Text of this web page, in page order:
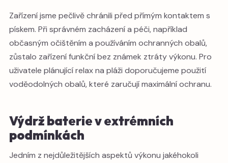
Zařízení jsme pečlivě chránili před přímým kontaktem s
pískem. Při správném zacházení a péči, například
občasným očištěním a používáním ochranných obalů,
zůstalo zařízení funkční bez známek ztráty výkonu. Pro
uživatele plánující relax na pláži doporučujeme použití
voděodolných obalů, které zaručují maximální ochranu.
Výdrž baterie v extrémních
podmínkách
Jedním z nejdůležitějších aspektů výkonu jakéhokoli